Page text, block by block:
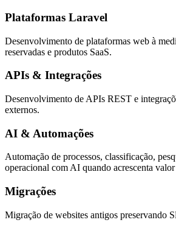
Plataformas Laravel
Desenvolvimento de plataformas web à
reservadas e produtos SaaS.
APIs & Integrações
Desenvolvimento de APIs REST e
externos.
AI & Automações
Automação de processos, classificação,
operacional com AI quando acrescenta valor
Migrações
Migração de websites antigos preservando